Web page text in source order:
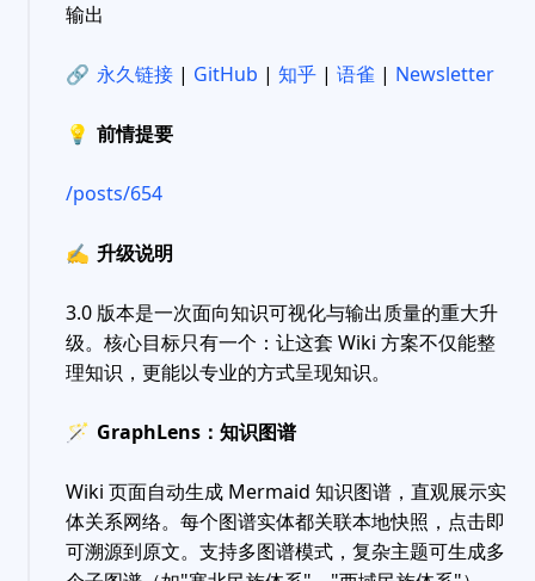
输出
🔗 永久链接 | GitHub | 知乎 | 语雀 | Newsletter
💡 前情提要
/posts/654
✍️ 升级说明
3.0 版本是一次面向知识可视化与输出质量的重大升
级。核心目标只有一个：让这套 Wiki 方案不仅能整
理知识，更能以专业的方式呈现知识。
🪄 GraphLens：知识图谱
Wiki 页面自动生成 Mermaid 知识图谱，直观展示实
体关系网络。每个图谱实体都关联本地快照，点击即
可溯源到原文。支持多图谱模式，复杂主题可生成多